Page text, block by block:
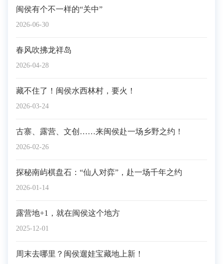
2026-06-30
闽侯有个不一样的“关中”
2026-04-28
春风吹拂龙祥岛
2026-03-24
藏不住了！闽侯水西林村，要火！
2026-02-26
古寨、露营、文创……来闽侯赴一场乡野之约！
2026-01-14
探秘南屿棋盘石：“仙人对弈”，赴一场千年之约
2025-12-01
露营地+1，就在闽侯这个地方
周末去哪里？闽侯遛娃宝藏地上新！